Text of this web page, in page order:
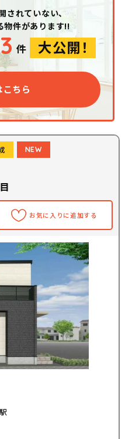
されていない、
物件があります!!
件 大公開！
ちら
NEW
お気に入りに追加する